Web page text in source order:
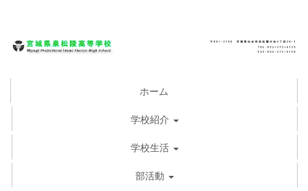
ホーム
学校紹介
学校生活
部活動